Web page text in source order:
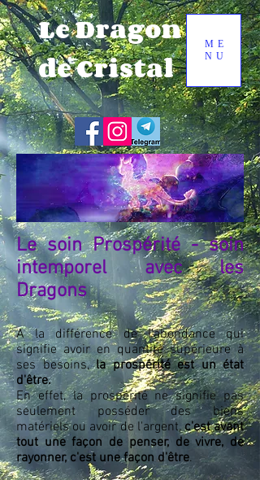
Le Dragon
de Cristal
ME
NU
Le soin Prospérité - soin
intemporel avec les
Dragons
A la différence de l'abondance qui
signifie avoir en quantité supérieure à
ses besoins,la prospérité est un état
d'être.
En effet, la prospérité ne signifie pas
seulement posséder des biens
matériels ou avoir de l'argent,c'est avant
tout une façon de penser, de vivre, de
rayonner, c'est une façon d'être.